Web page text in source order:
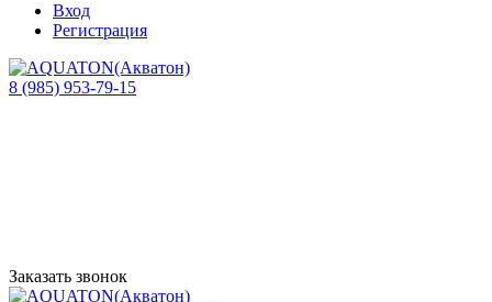
Вход
Регистрация
8 (985) 953-79-15
Заказать звонок